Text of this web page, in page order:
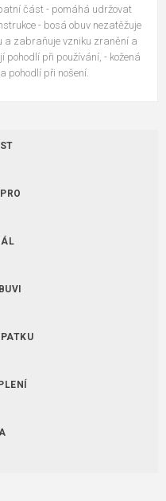
část - pomáhá udržovat
- bosá obuv nezatěžuje
a zabraňuje vzniku zranění a
pohodlí při používání, - kožená
pohodlí při nošení.